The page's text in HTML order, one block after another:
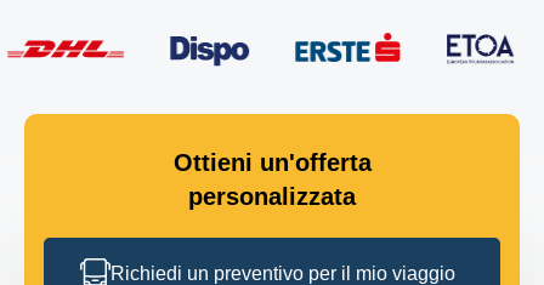
Ottieni un'offerta
personalizzata
Richiedi un preventivo per il mio viaggio